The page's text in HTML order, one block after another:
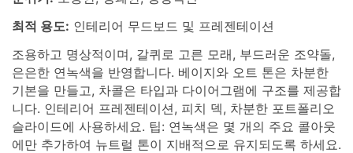
최적 용도: 인테리어 무드보드 및 프레젠테이션
조용하고 명상적이며, 갈퀴로 고른 모래, 부드러운 조약돌,
은은한 연녹색을 반영합니다. 베이지와 오트 톤은 차분한
기본을 만들고, 차콜은 타입과 다이어그램에 구조를 제공합
니다. 인테리어 프레젠테이션, 피치 덱, 차분한 포트폴리오
슬라이드에 사용하세요. 팁: 연녹색은 몇 개의 주요 콜아웃
에만 추가하여 뉴트럴 톤이 지배적으로 유지되도록 하세요.